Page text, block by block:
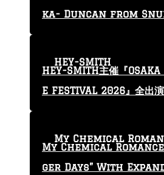
ka- Duncan from
HEY-SMITH主催『
E FESTIVAL 2026』全出
HEY-SMITH
My Chemical
ger Days” With
My Chemical